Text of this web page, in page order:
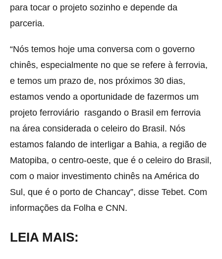
para tocar o projeto sozinho e depende da
parceria.
“Nós temos hoje uma conversa com o governo
chinês, especialmente no que se refere à ferrovia,
e temos um prazo de, nos próximos 30 dias,
estamos vendo a oportunidade de fazermos um
projeto ferroviário rasgando o Brasil em ferrovia
na área considerada o celeiro do Brasil. Nós
estamos falando de interligar a Bahia, a região de
Matopiba, o centro-oeste, que é o celeiro do Brasil,
com o maior investimento chinês na América do
Sul, que é o porto de Chancay”, disse Tebet. Com
informações da Folha e CNN.
LEIA MAIS: